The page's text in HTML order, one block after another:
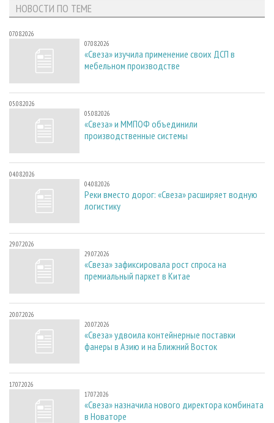
НОВОСТИ ПО ТЕМЕ
07.08.2026
07.08.2026
«Свеза» изучила применение своих ДСП в
мебельном производстве
05.08.2026
05.08.2026
«Свеза» и ММПОФ объединили
производственные системы
04.08.2026
04.08.2026
Реки вместо дорог: «Свеза» расширяет водную
логистику
29.07.2026
29.07.2026
«Свеза» зафиксировала рост спроса на
премиальный паркет в Китае
20.07.2026
20.07.2026
«Свеза» удвоила контейнерные поставки
фанеры в Азию и на Ближний Восток
17.07.2026
17.07.2026
«Свеза» назначила нового директора комбината
в Новаторе